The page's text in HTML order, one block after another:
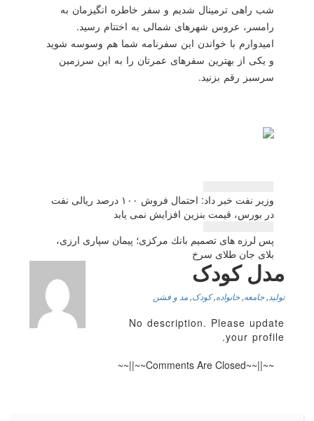
شب راهی ترمینال شدیم و سفر خاطره انگیزمان به
رامسر، عروس شهرهای شمالی به اختتام رسید.
امیدوارم با خواندن این سفرنامه شما هم وسوسه شوید
و یكی از بهترین سفرهای عمرتان را به این سرزمین
سرسبز رقم بزنید.
راهبری
نوشته
وزیر نفت خبر داد: احتمال فروش ۱۰۰ درصد ریالی نفت
در بورس، قیمت بنزین افزایش نمی یابد
پس لرزه های تصمیم بانك مركزی؛ پیمان سپاری ارزی،
بلای جان طلای سرخ
مدل کودک
تولید ,جامعه,خانواده,کودک, مد و فشن
No description. Please update
your profile.
~~||~~Comments Are Closed~~||~~